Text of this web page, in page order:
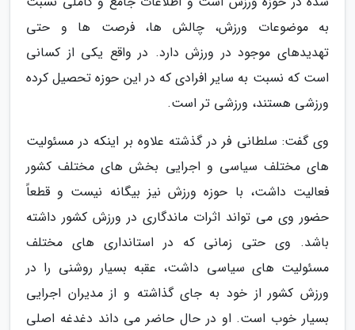
به موضوعات ورزش، چالش ها، فرصت ها و حتی
تهدیدهای موجود در ورزش دارد. در واقع یکی از کسانی
است که نسبت به سایر افرادی که در این حوزه تحصیل کرده
ورزشی هستند، ورزشی تر است.
وی گفت: سلطانی فر در گذشته علاوه بر اینکه در مسئولیت
های مختلف سیاسی و اجرایی بخش های مختلف کشور
فعالیت داشت، با حوزه ورزش نیز بیگانه نیست و قطعاً
حضور وی می تواند اثرات ماندگاری در ورزش کشور داشته
باشد. وی حتی زمانی که در استانداری های مختلف
مسئولیت های سیاسی داشت، عقبه بسیار روشنی را در
ورزش کشور از خود به جای گذاشته و از مدیران اجرایی
بسیار خوب است. او در حال حاضر می داند دغدغه اصلی